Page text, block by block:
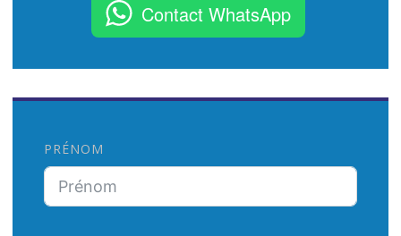
:
Contact WhatsApp
PRÉNOM